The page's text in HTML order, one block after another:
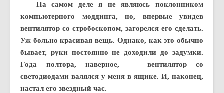
На самом деле я не являюсь поклонником
компьютерного моддинга, но, впервые увидев
вентилятор со стробоскопом, загорелся его сделать.
Уж больно красивая вещь. Однако, как это обычно
бывает, руки постоянно не доходили до задумки.
Года полтора, наверное, вентилятор со
светодиодами валялся у меня в ящике. И, наконец,
настал его звездный час.